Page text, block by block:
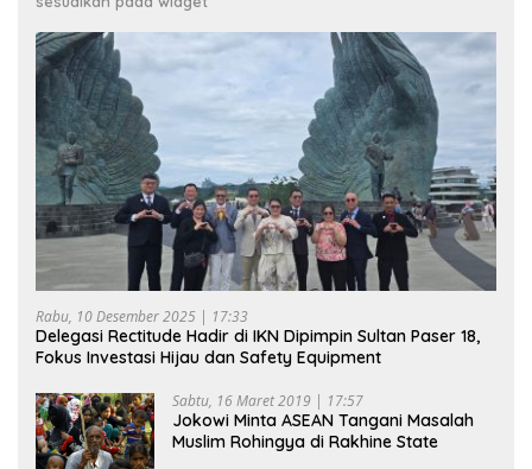
Rabu, 10 Desember 2025 | 17:33
Delegasi Rectitude Hadir di IKN Dipimpin Sultan Paser 18,
Fokus Investasi Hijau dan Safety Equipment
Sabtu, 16 Maret 2019 | 17:57
Jokowi Minta ASEAN Tangani Masalah
Muslim Rohingya di Rakhine State